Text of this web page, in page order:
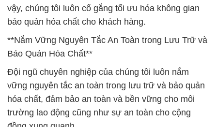
vậy, chúng tôi luôn cố gắng tối ưu hóa không gian
bảo quản hóa chất cho khách hàng.
**Nắm Vững Nguyên Tắc An Toàn trong Lưu Trữ và
Bảo Quản Hóa Chất**
Đội ngũ chuyên nghiệp của chúng tôi luôn nắm
vững nguyên tắc an toàn trong lưu trữ và bảo quản
hóa chất, đảm bảo an toàn và bền vững cho môi
trường lao động cũng như sự an toàn cho cộng